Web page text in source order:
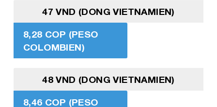
47 VND (DONG VIETNAMIEN)
8,28 COP (PESO
COLOMBIEN)
48 VND (DONG VIETNAMIEN)
8,46 COP (PESO